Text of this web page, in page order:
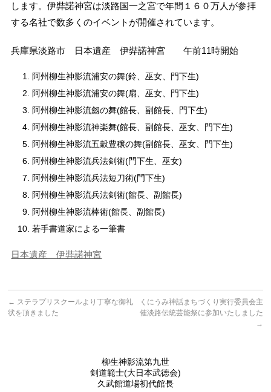
します。伊弉諾神宮は淡路国一之宮で年間１６０万人が参拝
する名社で数多くのイベントが開催されています。
兵庫県淡路市 日本遺産 伊弉諾神宮 午前11時開始
阿州柳生神影流浦安の舞(鈴、巫女、門下生)
阿州柳生神影流浦安の舞(扇、巫女、門下生)
阿州柳生神影流劔の舞(館長、副館長、門下生)
阿州柳生神影流神楽舞(館長、副館長、巫女、門下生)
阿州柳生神影流五穀豊穣の舞(副館長、巫女、門下生)
阿州柳生神影流兵法剣術(門下生、巫女)
阿州柳生神影流兵法短刀術(門下生)
阿州柳生神影流兵法剣術(館長、副館長)
阿州柳生神影流棒術(館長、副館長)
若手書道家による一筆書
日本遺産 伊弉諾神宮
← ステラプリスクールより丁寧な御礼
状を頂きました
くにうみ神話まちづくり実行委員会主
催淡路伝統芸能祭に参加いたしました
→
柳生神影流第九世
剣道範士(大日本武徳会)
久武館道場初代館長